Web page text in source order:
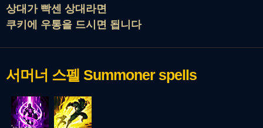
상대가 빡센 상대라면
쿠키에 우통을 드시면 됩니다
서머너 스펠 Summoner spells